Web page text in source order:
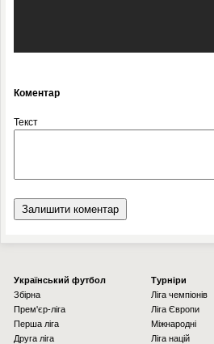
Коментар
Текст
Українcький футбол
Збірна
Прем'єр-ліга
Перша ліга
Друга ліга
Турніри
Ліга чемпіонів
Ліга Європи
Міжнародні
Ліга націй